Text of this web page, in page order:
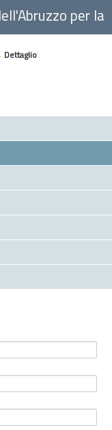
per la
Dettaglio